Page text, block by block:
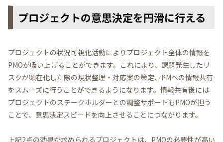
プロジェクトの意思決定を円滑に行える
プロジェクトの状況可視化活動によりプロジェクト全体の情報を
PMOが吸い上げることができます。これにより、課題発生したリ
スクが顕在化した際の現状整理・対応案の策定、PMへの情報共有
をスムーズに行うことができるようになります。情報共有後には
プロジェクトのステークホルダーとの調整サポートもPMOが担う
ことで、意思決定スピードを向上させることにつながります。
上記2点の効果が求められるプロジェクトは、PMOの必要性が高い